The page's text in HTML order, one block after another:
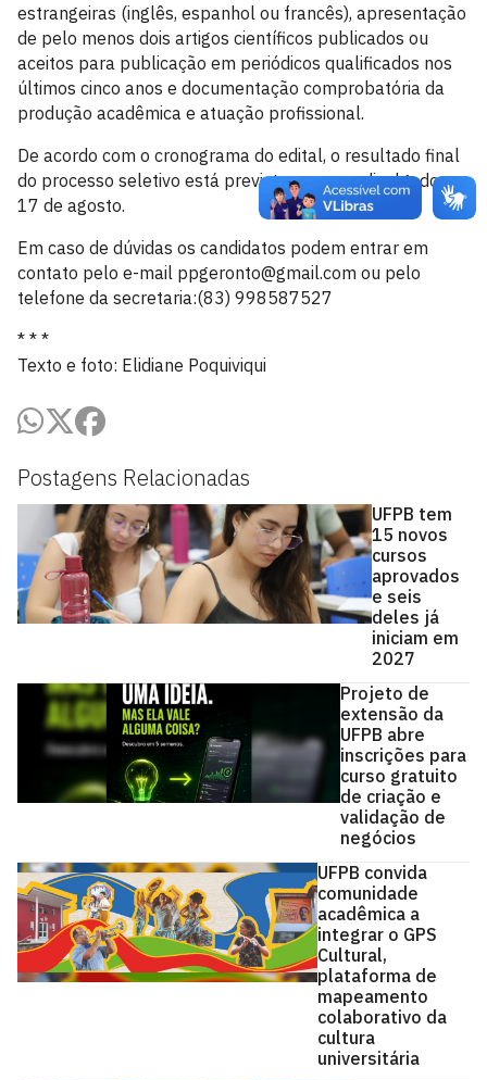
Postagens Relacionadas
UFPB tem
15 novos
cursos
aprovados
e seis
deles já
iniciam em
2027
Projeto de
extensão da
UFPB abre
inscrições para
curso gratuito
de criação e
validação de
negócios
UFPB convida
comunidade
acadêmica a
integrar o GPS
Cultural,
plataforma de
mapeamento
colaborativo da
cultura
universitária
estrangeiras (inglês, espanhol ou francês), apresentação
de pelo menos dois artigos científicos publicados ou
aceitos para publicação em periódicos qualificados nos
últimos cinco anos e documentação comprobatória da
produção acadêmica e atuação profissional.
De acordo com o cronograma do edital, o resultado final
do processo seletivo está previsto para ser divulgado em
17 de agosto.
Em caso de dúvidas os candidatos podem entrar em
contato pelo e-mail ppgeronto@gmail.com ou pelo
telefone da secretaria:(83) 998587527
* * *
Texto e foto: Elidiane Poquiviqui